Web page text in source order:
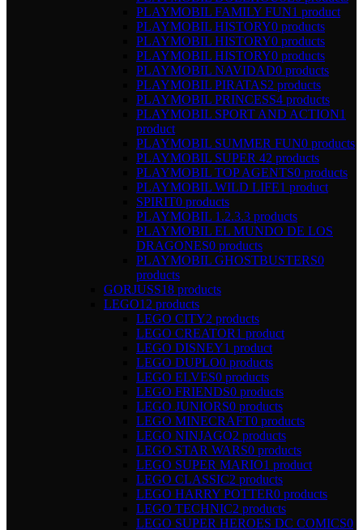
PLAYMOBIL FAMILY FUN1 product
PLAYMOBIL HISTORY0 products
PLAYMOBIL HISTORY0 products
PLAYMOBIL HISTORY0 products
PLAYMOBIL NAVIDAD0 products
PLAYMOBIL PIRATAS2 products
PLAYMOBIL PRINCESS4 products
PLAYMOBIL SPORT AND ACTION1
product
PLAYMOBIL SUMMER FUN0 products
PLAYMOBIL SUPER 42 products
PLAYMOBIL TOP AGENTS0 products
PLAYMOBIL WILD LIFE1 product
SPIRIT0 products
PLAYMOBIL 1.2.3.3 products
PLAYMOBIL EL MUNDO DE LOS
DRAGONES0 products
PLAYMOBIL GHOSTBUSTERS0
products
GORJUSS18 products
LEGO12 products
LEGO CITY2 products
LEGO CREATOR1 product
LEGO DISNEY1 product
LEGO DUPLO0 products
LEGO ELVES0 products
LEGO FRIENDS0 products
LEGO JUNIORS0 products
LEGO MINECRAFT0 products
LEGO NINJAGO2 products
LEGO STAR WARS0 products
LEGO SUPER MARIO1 product
LEGO CLASSIC2 products
LEGO HARRY POTTER0 products
LEGO TECHNIC2 products
LEGO SUPER HEROES DC COMICS0